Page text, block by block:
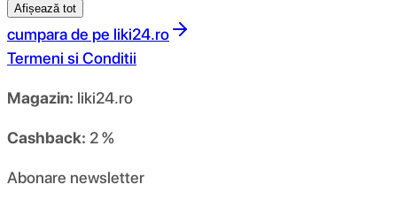
Afișează tot
cumpara de pe liki24.ro
Termeni si Conditii
Magazin: liki24.ro
Cashback: 2 %
Abonare newsletter